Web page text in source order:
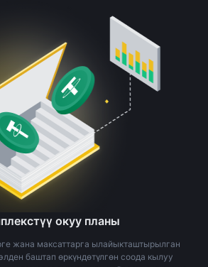
окуу планы
жана максаттарга ылайыкташтырылган
баштап өркүндөтүлгөн соода кылуу